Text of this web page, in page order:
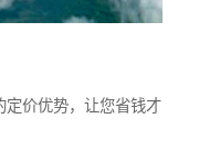
定价优势，让您省钱才